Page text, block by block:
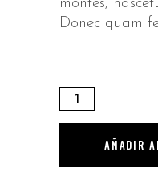
montes,
Donec quam
Sunglasses
AÑADIR